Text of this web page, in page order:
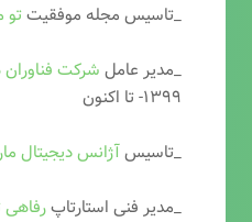
_تاسیس مجله موفقیتتو
_مدیر عامل شرکت فناوران
۱۳۹۹- تا اکنون
_تاسیسآژانس دیجیتال
_مدیر فنی استارتاپ